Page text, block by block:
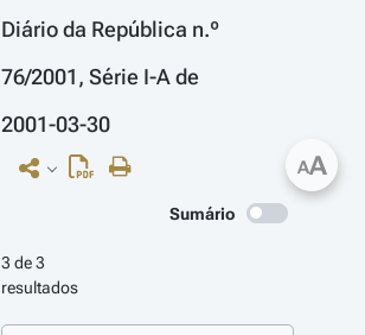
Diário da República n.º
76/2001, Série I-A de
2001-03-30
Sumário
3 de 3
resultados
AA